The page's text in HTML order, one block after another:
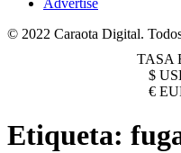
Advertise
© 2022 Caraota Digital.
TASA
$
€
Etiqueta: